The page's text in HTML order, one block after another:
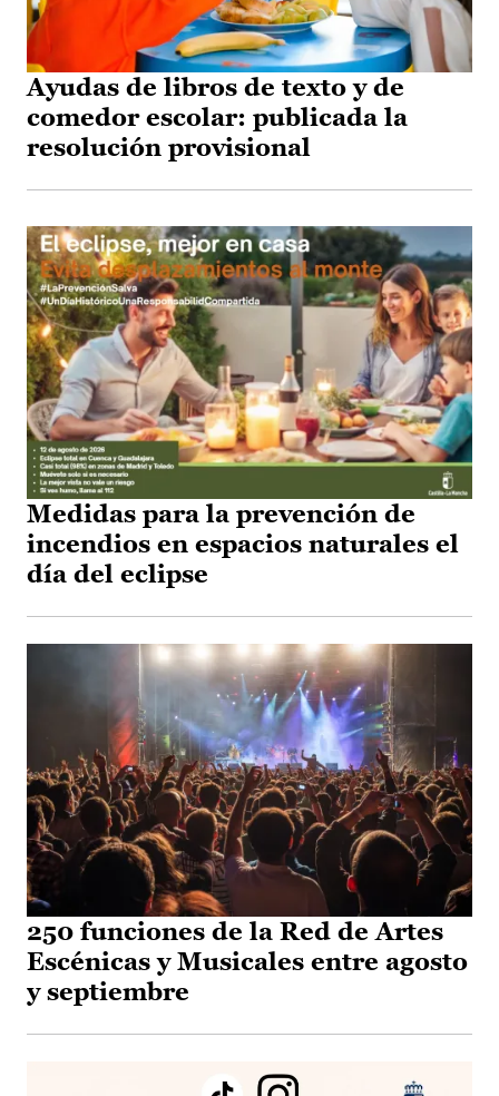
Ayudas de libros de texto y de
comedor escolar: publicada la
resolución provisional
Medidas para la prevención de
incendios en espacios naturales el
día del eclipse
250 funciones de la Red de Artes
Escénicas y Musicales entre agosto
y septiembre